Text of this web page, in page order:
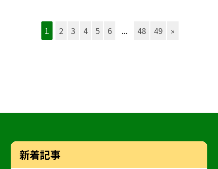
1 2 3 4 5 6 ... 48 49 »
新着記事